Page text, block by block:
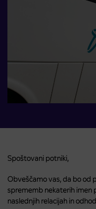
Spoštovani potniki,
Obveščamo vas, da bo od
sprememb nekaterih imen
naslednjih relacijah in